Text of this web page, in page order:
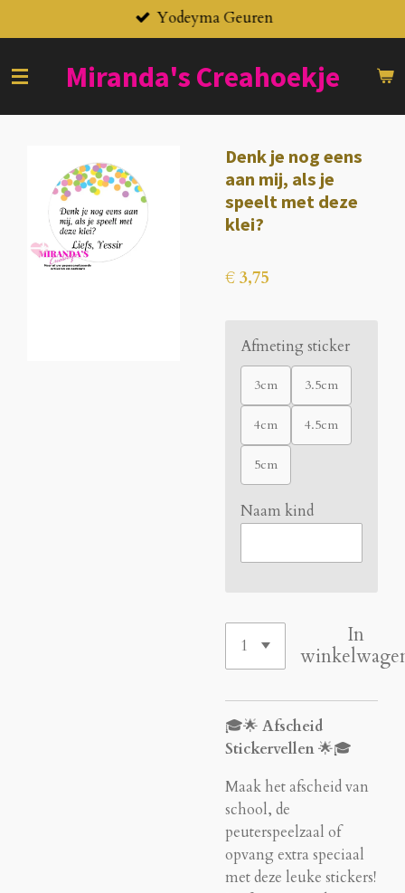
direct
naar
de
Yodeyma Geuren
Miranda's Creahoekje
Denk je nog eens
aan mij, als je
speelt met deze
klei?
€ 3,75
Afmeting sticker
3cm 3.5cm
4cm 4.5cm
5cm
Naam kind
In
🎓🌟 Afscheid
Stickervellen🌟🎓
Maak het afscheid van
school, de
peuterspeelzaal of
opvang extra speciaal
met deze leuke stickers!